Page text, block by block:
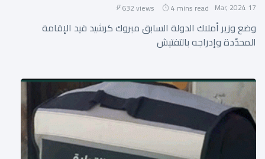
17 Mar, 2024
4 mins read
632 views
وضع وزير أملاك الدولة السابق مبروك كرشيد قيد الإقامة
المحدّدة وإدراجه بالتفتيش